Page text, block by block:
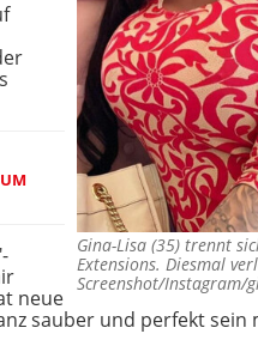
Gina-Lisa (35) trennt
Extensions. Diesmal
Screenshot/Instagram/
neue
sauber und perfekt